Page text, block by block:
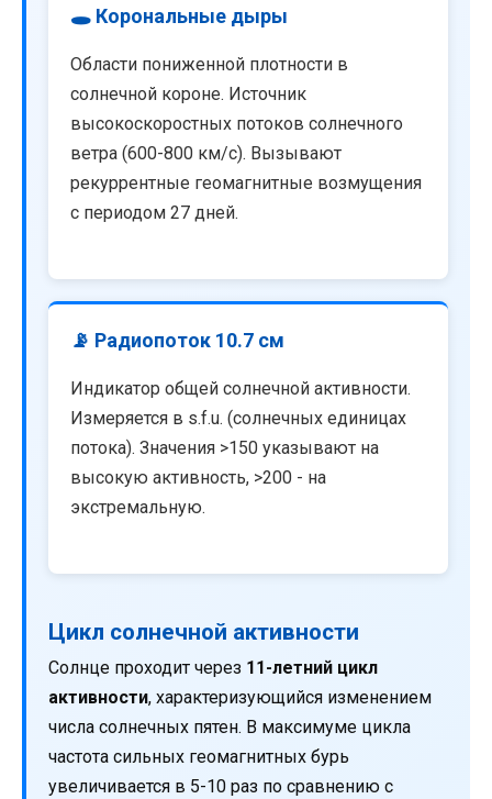
🕳️ Корональные дыры
Области пониженной плотности в
солнечной короне. Источник
высокоскоростных потоков солнечного
ветра (600-800 км/с). Вызывают
рекуррентные геомагнитные возмущения
с периодом 27 дней.
📡 Радиопоток 10.7 см
Индикатор общей солнечной активности.
Измеряется в s.f.u. (солнечных единицах
потока). Значения >150 указывают на
высокую активность, >200 - на
экстремальную.
Цикл солнечной активности
Солнце проходит через 11-летний цикл
активности, характеризующийся изменением
числа солнечных пятен. В максимуме цикла
частота сильных геомагнитных бурь
увеличивается в 5-10 раз по сравнению с